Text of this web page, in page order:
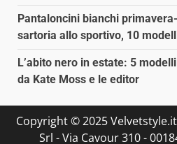
Pantaloncini bianchi
sartoria allo sportivo, 10
L’abito nero in estate: 5
da Kate Moss e le editor
Copyright © 2025
Srl - Via Cavour 310 -